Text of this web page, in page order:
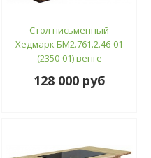
Стол письменный
Хедмарк БМ2.761.2.46-01
(2350-01) венге
128 000 руб